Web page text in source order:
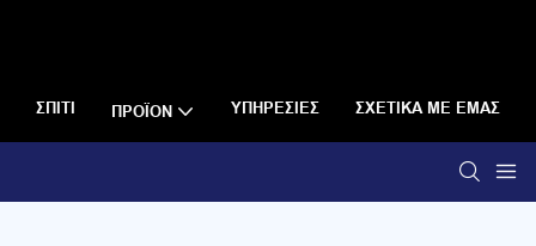
ΣΠΊΤΙ ΠΡΟΪΌΝ ΥΠΗΡΕΣΊΕΣ ΣΧΕΤΙΚΆ ΜΕ ΕΜΆΣ